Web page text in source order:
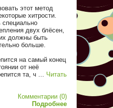
этот метод
хитрости.
двух блёсен,
должны быть
больше.
на самый конец
от неё
та, ч ... Читать
Комментарии (0)
Подробнее